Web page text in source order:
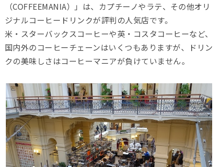
（COFFEEMANIA）」は、カプチーノやラテ、その他オリ
ジナルコーヒードリンクが評判の人気店です。
米・スターバックスコーヒーや英・コスタコーヒーなど、
国内外のコーヒーチェーンはいくつもありますが、ドリン
クの美味しさはコーヒーマニアが負けていません。